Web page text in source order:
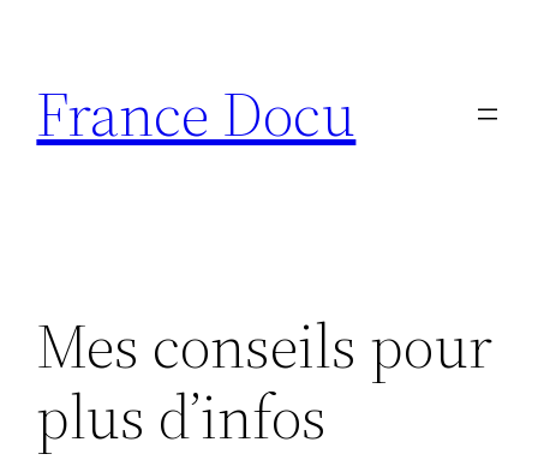
contenu
France Docu
Mes conseils pour
plus d’infos